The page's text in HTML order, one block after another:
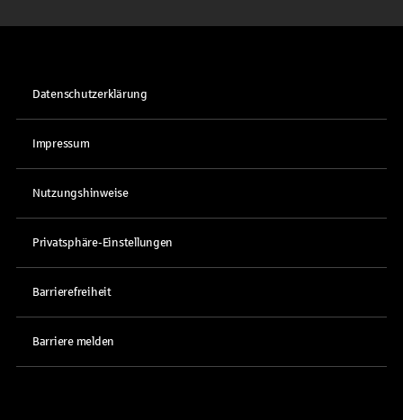
Datenschutzerklärung
Impressum
Nutzungshinweise
Privatsphäre-Einstellungen
Barrierefreiheit
Barriere melden